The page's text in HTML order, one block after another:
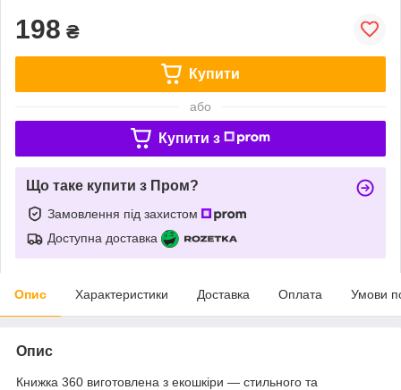
198 ₴
Купити
або
Купити з
Що таке купити з Пром?
Замовлення під захистом
Доступна доставка
Опис Характеристики Доставка Оплата Умови
Опис
Книжка 360 виготовлена з екошкіри — стильного та